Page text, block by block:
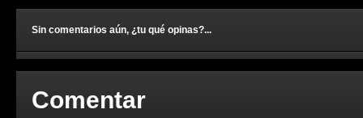
Sin comentarios aún, ¿tu qué opinas?...
Comentar